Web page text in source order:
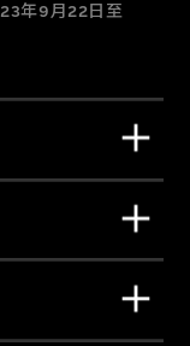
年9月22日至